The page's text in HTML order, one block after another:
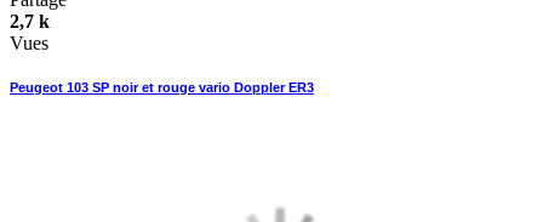
2,7 k
Vues
Peugeot 103 SP noir et rouge vario Doppler ER3